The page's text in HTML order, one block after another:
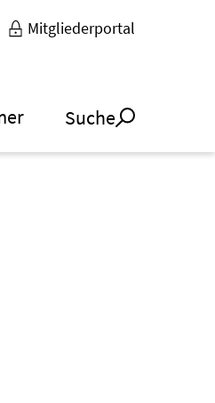
Mitgliederportal
Suche